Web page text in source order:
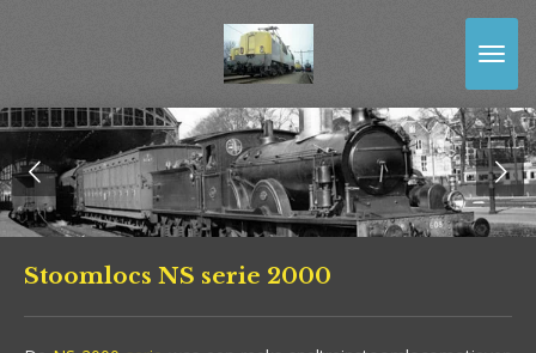
de
hoofdinhoud
Stoomlocs NS serie 2000